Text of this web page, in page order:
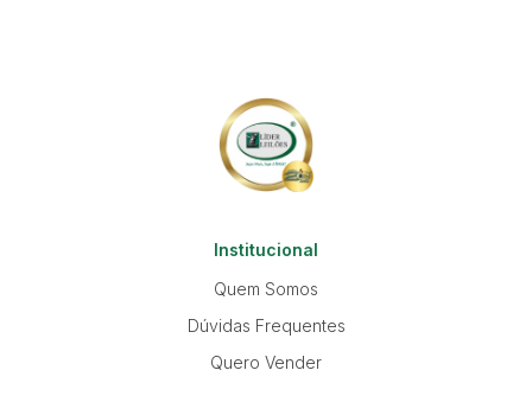
Institucional
Quem Somos
Dúvidas Frequentes
Quero Vender